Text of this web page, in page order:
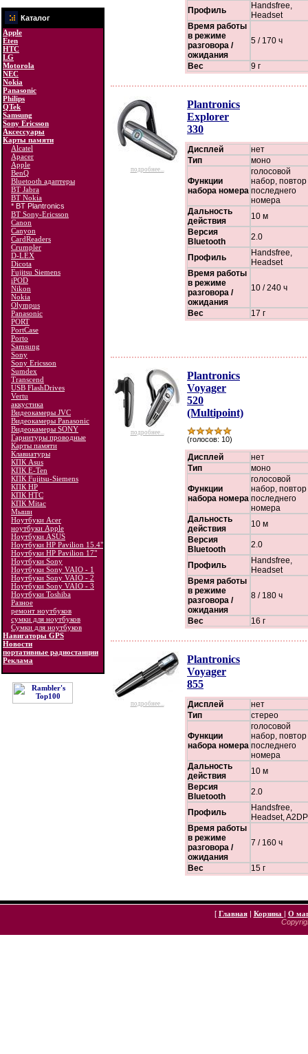
Каталог
Apple
Eten
HTC
LG
Motorola
NEC
Nokia
Panasonic
Philips
QTek
Samsung
Sony Ericsson
Аксессуары
Карты памяти
Alcatel
Apacer
Apple
BenQ
Bluetooth адаптеры
BT Jabra
BT Nokia
* BT Plantronics
BT Sony-Ericsson
Canon
Canyon
CardReaders
Crumpler
D-LEX
Dicota
Fujitsu Siemens
iPOD
Nikon
Nokia
Olympus
Panasonic
PORT
PortCase
Porto
Samsung
Sony
Sony Ericsson
Sumdex
Transcend
USB FlashDrives
Vertu
аккустика
Видеокамеры JVC
Видеокамеры Panasonic
Видеокамеры SONY
Гарнитуры проводные
Карты памяти
Клавиатуры
КПК Asus
КПК E-Ten
КПК Fujitsu-Siemens
КПК HP
КПК HTC
КПК Mitac
Мыши
Ноутбуки Acer
ноутбуки Apple
Ноутбуки ASUS
Ноутбуки HP Pavilion 15.4"
Ноутбуки HP Pavilion 17"
Ноутбуки Sony
Ноутбуки Sony VAIO - 1
Ноутбуки Sony VAIO - 2
Ноутбуки Sony VAIO - 3
Ноутбуки Toshiba
Разное
ремонт ноутбуков
сумки для ноутбуков
Сумки для ноутбуков
Навигаторы GPS
Новости
портативные радиостанции
Реклама
Профиль
Handsfree,
Headset
Время работы
в режиме
разговора /
ожидания
5 / 170 ч
Вес 9 г
подробнее...
Plantronics
Explorer
330
Дисплей
нет
Тип
моно
Функции
набора номера
голосовой
набор, повтор
последнего
номера
Дальность
действия
10 м
Версия
Bluetooth
2.0
Профиль
Handsfree,
Headset
Время работы
в режиме
разговора /
ожидания
10 / 240 ч
Вес 17 г
подробнее...
Plantronics
Voyager
520
(Multipoint)
(голосов: 10)
Дисплей
нет
Тип
моно
Функции
набора номера
голосовой
набор, повтор
последнего
номера
Дальность
действия
10 м
Версия
Bluetooth
2.0
Профиль
Handsfree,
Headset
Время работы
в режиме
разговора /
ожидания
8 / 180 ч
Вес 16 г
подробнее...
Plantronics
Voyager
855
Дисплей
нет
Тип
стерео
Функции
набора номера
голосовой
набор, повтор
последнего
номера
Дальность
действия
10 м
Версия
Bluetooth
2.0
Профиль
Handsfree,
Headset, A2DP
Время работы
в режиме
разговора /
ожидания
7 / 160 ч
Вес 15 г
[ Главная| Корзина | О